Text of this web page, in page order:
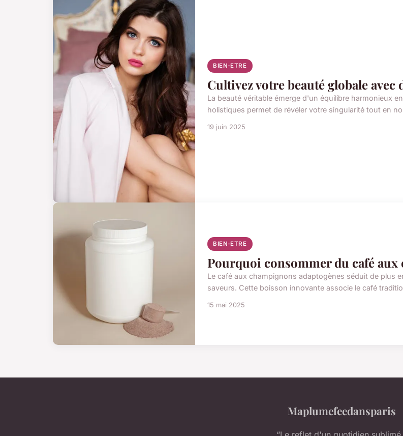
BIEN-ETRE
Cultivez votre beauté globale
La beauté véritable émerge d'un équilibre harmonieux
holistiques permet de révéler votre singularité tout en
19 juin 2025
BIEN-ETRE
Pourquoi consommer du café aux
Le café aux champignons adaptogènes séduit de plus
saveurs. Cette boisson innovante associe le café
15 mai 2025
Maplumefeedansparis